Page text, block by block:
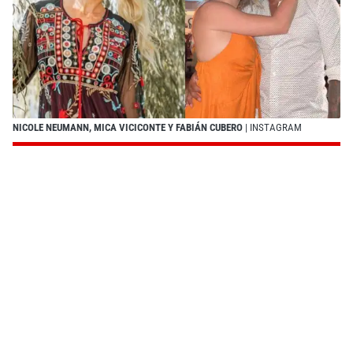
NICOLE NEUMANN, MICA VICICONTE Y FABIÁN CUBERO | INSTAGRAM